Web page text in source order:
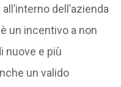
dell’azienda
un incentivo a non
nuove e più
un valido